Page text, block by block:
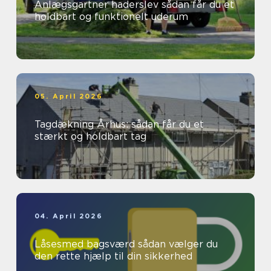
Anlægsgartner haderslev sådan får du et
holdbart og funktionelt uderum
05. April 2026
Tagdækning Århus: sådan får du et
stærkt og holdbart tag
04. April 2026
Låsesmed bagsværd sådan vælger du
den rette hjælp til din sikkerhed